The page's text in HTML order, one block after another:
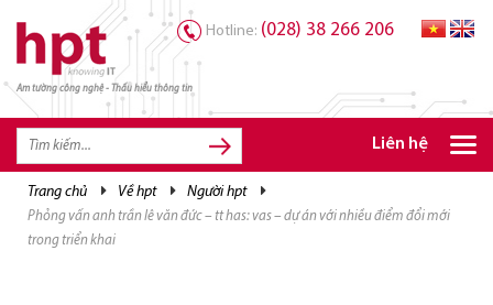
Am tường công nghệ - Thấu hiểu thông tin
Hotline: (028) 38 266 206
Liên hệ
trang chủ về hpt người hpt
phỏng vấn anh trần lê văn đức – tt has: vas – dự án với nhiều điểm đổi mới
trong triển khai
TRANG CHỦ
TRANG CHỦ
GIẢI PHÁP